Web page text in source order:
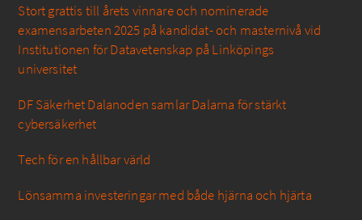
Stort grattis till årets vinnare och nominerade
examensarbeten 2025 på kandidat- och masternivå vid
Institutionen för Datavetenskap på Linköpings
universitet
DF Säkerhet Dalanoden samlar Dalarna för stärkt
cybersäkerhet
Tech för en hållbar värld
Lönsamma investeringar med både hjärna och hjärta